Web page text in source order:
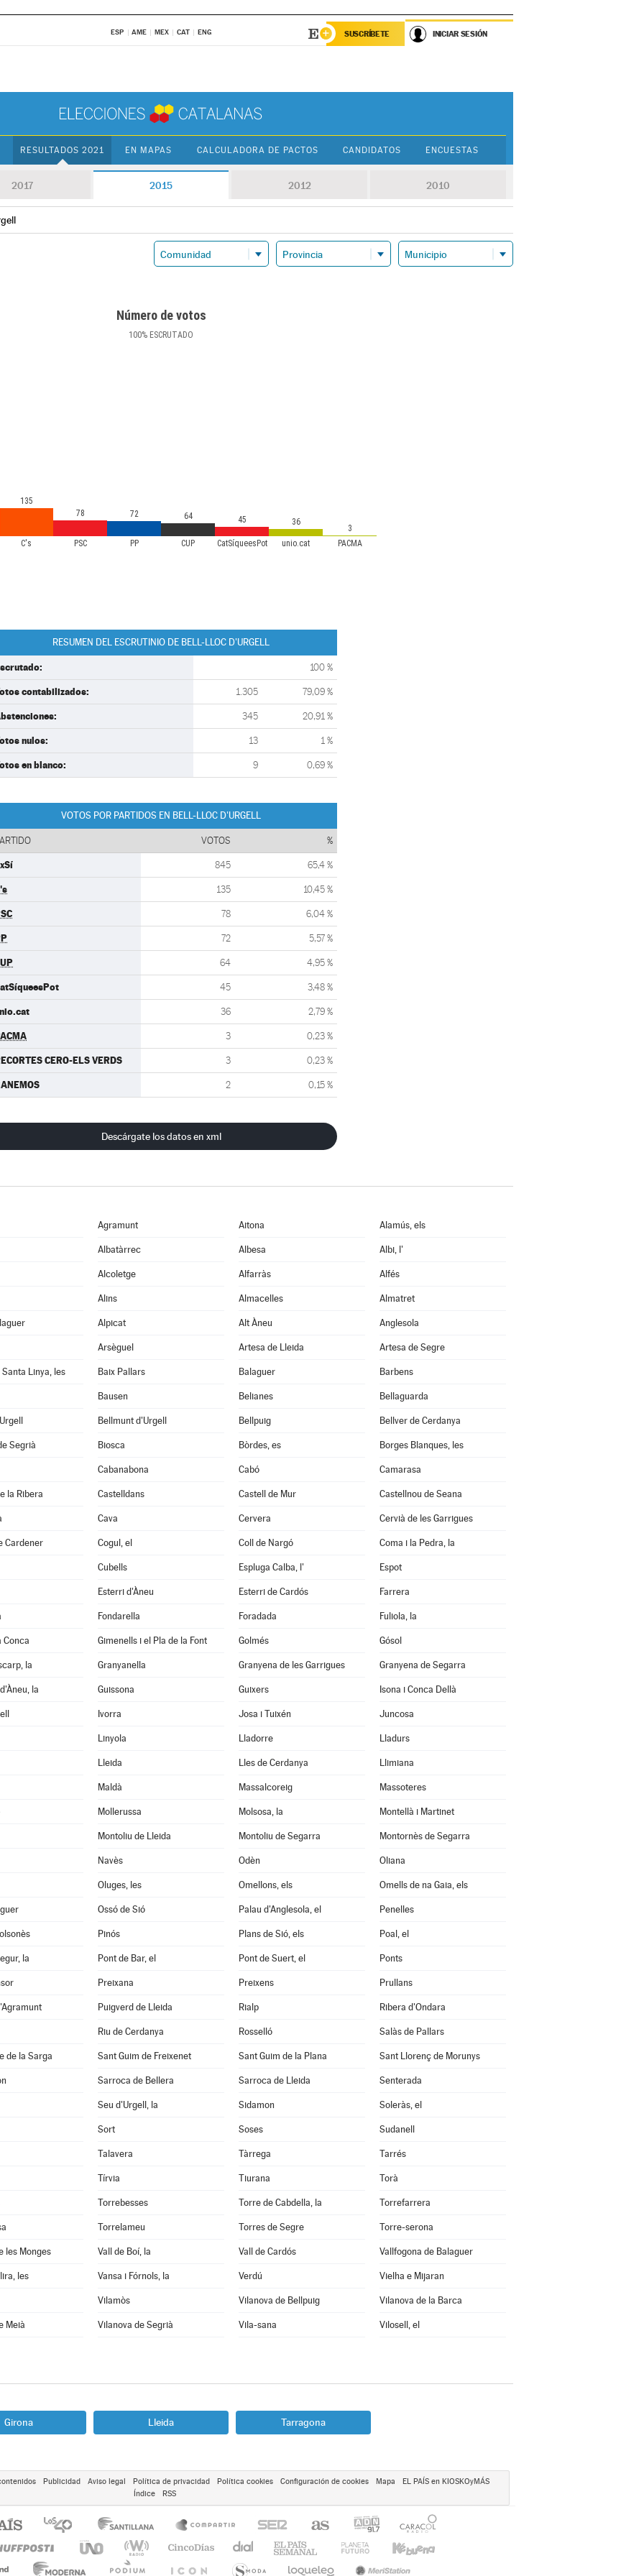
ESP AME MEX CAT ENG SUSCRÍBETE INICIAR SESIÓN
RESULTADOS 2021 EN MAPAS CALCULADORA DE PACTOS CANDIDATOS ENCUESTAS
2017 2015 2012 2010
Número de votos
100% ESCRUTADO
C's PSC PP CUP CatSíqueesPot unio.cat PACMA
135
78
72 64 45 36
3
RESUMEN DEL ESCRUTINIO DE BELL-LLOC D'URGELL
100 %
contabilizados: 1.305 79,09 %
345 20,91 %
nulos: 13 1 %
en blanco: 9 0,69 %
VOTOS POR PARTIDOS EN BELL-LLOC D'URGELL
VOTOS %
845 65,4 %
135 10,45 %
78 6,04 %
72 5,57 %
64 4,95 %
45 3,48 %
36 2,79 %
3 0,23 %
CERO-ELS VERDS 3 0,23 %
2 0,15 %
Descárgate los datos en xml
Agramunt Aitona Alamús, els
Albatàrrec Albesa Albi, l'
Alcoletge Alfarràs Alfés
Alins Almacelles Almatret
Alpicat Alt Àneu Anglesola
Arsèguel Artesa de Lleida Artesa de Segre
Linya, les Baix Pallars Balaguer Barbens
Bausen Belianes Bellaguarda
Bellmunt d'Urgell Bellpuig Bellver de Cerdanya
Segrià Biosca Bòrdes, es Borges Blanques, les
Cabanabona Cabó Camarasa
la Ribera Castelldans Castell de Mur Castellnou de Seana
Cava Cervera Cervià de les Garrigues
Cardener Cogul, el Coll de Nargó Coma i la Pedra, la
Cubells Espluga Calba, l' Espot
Esterri d'Àneu Esterri de Cardós Farrera
Fondarella Foradada Fuliola, la
Conca Gimenells i el Pla de la Font Golmés Gósol
la Granyanella Granyena de les Garrigues Granyena de Segarra
la Guissona Guixers Isona i Conca Dellà
Ivorra Josa i Tuixén Juncosa
Linyola Lladorre Lladurs
Lleida Lles de Cerdanya Llimiana
Maldà Massalcoreig Massoteres
Mollerussa Molsosa, la Montellà i Martinet
Montoliu de Lleida Montoliu de Segarra Montornès de Segarra
Navès Odèn Oliana
Oluges, les Omellons, els Omells de na Gaia, els
Ossó de Sió Palau d'Anglesola, el Penelles
Pinós Plans de Sió, els Poal, el
la Pont de Bar, el Pont de Suert, el Ponts
Preixana Preixens Prullans
Puigverd de Lleida Rialp Ribera d'Ondara
Riu de Cerdanya Rosselló Salàs de Pallars
de la Sarga Sant Guim de Freixenet Sant Guim de la Plana Sant Llorenç de Morunys
Sarroca de Bellera Sarroca de Lleida Senterada
Seu d'Urgell, la Sidamon Soleràs, el
Sort Soses Sudanell
Talavera Tàrrega Tarrés
Tírvia Tiurana Torà
Torrebesses Torre de Cabdella, la Torrefarrera
Torrelameu Torres de Segre Torre-serona
les Monges Vall de Boí, la Vall de Cardós Vallfogona de Balaguer
les Vansa i Fórnols, la Verdú Vielha e Mijaran
Vilamòs Vilanova de Bellpuig Vilanova de la Barca
Meià Vilanova de Segrià Vila-sana Vilosell, el
Girona Lleida Tarragona
Publicidad Aviso legal Política de privacidad Política cookies Configuración de cookies Mapa
EL PAÍS en KIOSKOyMÁS
Índice
RSS